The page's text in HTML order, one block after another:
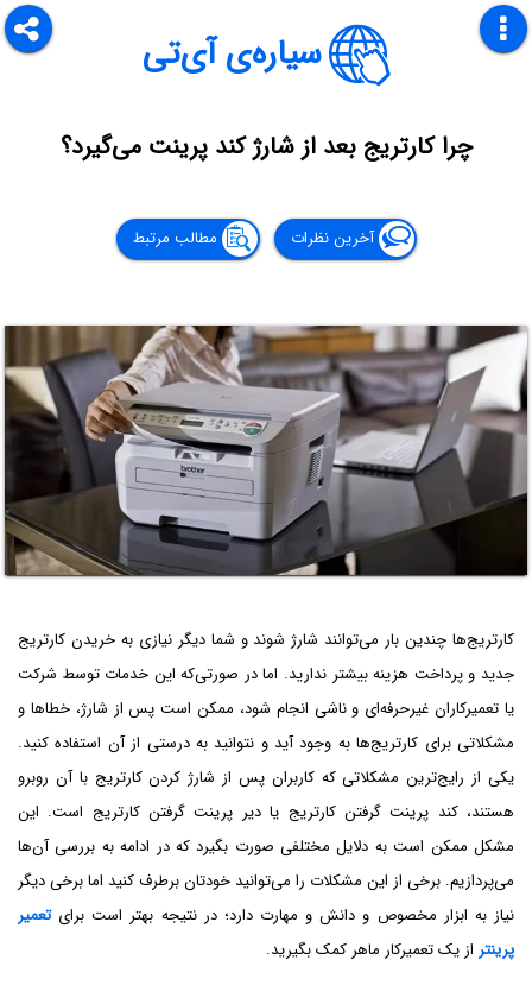
سیاره‌ی آی‌تی
چرا کارتریج بعد از شارژ کند پرینت می‌گیرد؟
آخرین نظرات مطالب مرتبط
کارتریج‌ها چندین بار می‌توانند شارژ شوند و شما دیگر نیازی به خریدن کارتریج
جدید و پرداخت هزینه بیشتر ندارید. اما در صورتی‌که این خدمات توسط شرکت
یا تعمیرکاران غیرحرفه‌ای و ناشی انجام شود، ممکن است پس از شارژ، خطاها و
مشکلاتی برای کارتریج‌ها به وجود آید و نتوانید به درستی از آن استفاده کنید.
یکی از رایج‌ترین مشکلاتی که کاربران پس از شارژ کردن کارتریج با آن‌ روبرو
هستند، کند پرینت گرفتن کارتریج یا دیر پرینت گرفتن کارتریج است. این
مشکل ممکن است به دلایل مختلفی صورت بگیرد که در ادامه به بررسی آن‌ها
می‌پردازیم. برخی از این مشکلات را می‌توانید خودتان برطرف کنید اما برخی دیگر
نیاز به ابزار مخصوص و دانش و مهارت دارد؛ در نتیجه بهتر است برایتعمیر
پرینتر از یک تعمیرکار ماهر کمک بگیرید.